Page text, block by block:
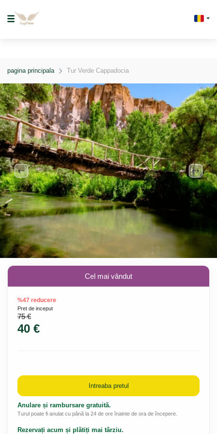
pagina principala Tur Verde Cappadocia
Cel mai vândut
%47 reducere
Pret de inceput
75 €
40 €
Intreaba pretul
Anulare și rambursare gratuită.
Turul poate fi anulat cu până la 24 de ore înainte de ora de începere.
Rezervați acum și plătiți mai târziu.